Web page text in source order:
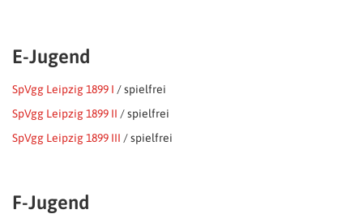
E-Jugend
SpVgg Leipzig 1899 I / spielfrei
SpVgg Leipzig 1899 II / spielfrei
SpVgg Leipzig 1899 III / spielfrei
F-Jugend